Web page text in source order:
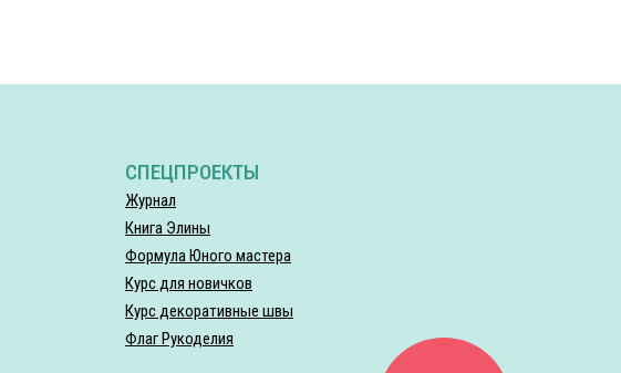
СПЕЦПРОЕКТЫ
Журнал
Книга Элины
Формула Юного мастера
Курс для новичков
Курс декоративные швы
Флаг Рукоделия